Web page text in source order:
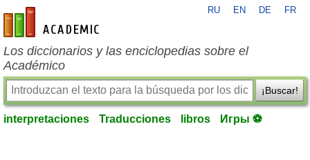
es-academic.com
RU EN DE FR
Los diccionarios y las enciclopedias sobre el
Académico
¡Buscar!
interpretaciones Traducciones libros Игры ⚽